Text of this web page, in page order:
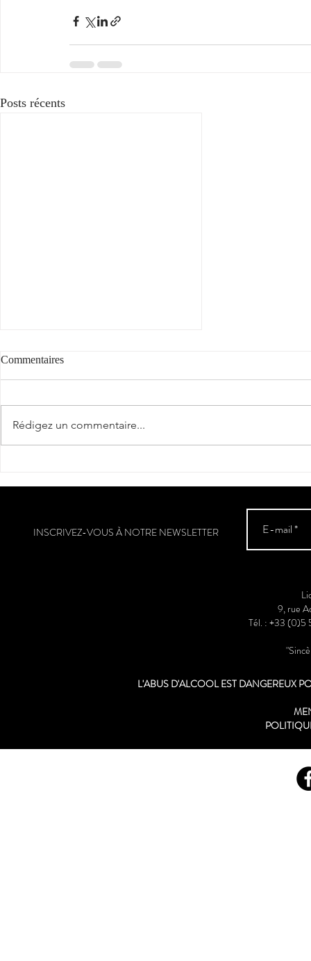
Posts récents
Commentaires
Rédigez un commentaire...
INSCRIVEZ-VOUS À NOTRE NEWSLETTER
9, rue
Tél. : +33
L'ABUS D'ALCOOL EST DANGEREUX